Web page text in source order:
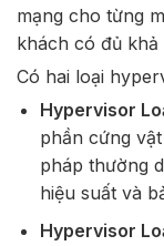
mạng cho từng
khách có đủ
Có hai loại
Hypervisor
phần cứng
pháp thường
hiệu suất và
Hypervisor